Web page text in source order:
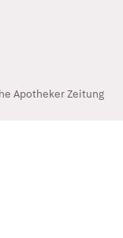
Apotheker Zeitung